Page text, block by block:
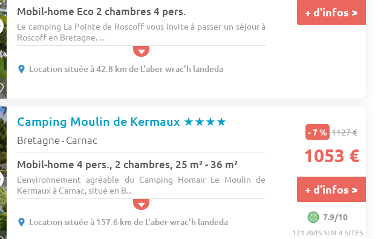
Mobil-home Eco 2 chambres 4 pers.
Le camping La Pointe de Roscoff vous invite à passer un séjour à
Roscoff en Bretagne. ...
Location située à 42.8 km de L'aber wrac'h landeda
+ d'infos >
Camping Moulin de Kermaux ★★★★
Bretagne- Carnac
Mobil-home 4 pers., 2 chambres, 25 m² - 36 m²
L'environnement agréable du Camping Homair Le Moulin de
Kermaux à Carnac, situé en B...
Location située à 157.6 km de L'aber wrac'h landeda
- 7 % 1127 €
1053 €
+ d'infos >
7.9/10
121 AVIS SUR 4 SITES